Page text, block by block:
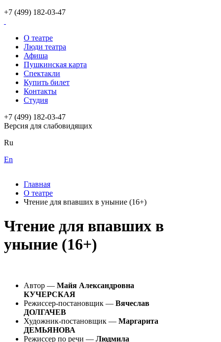
+7 (499) 182-03-47
О театре
Люди театра
Афиша
Пушкинская карта
Спектакли
Купить билет
Контакты
Студия
+7 (499) 182-03-47
Версия для слабовидящих
Ru
En
Главная
О театре
Чтение для впавших в уныние (16+)
Чтение для впавших в
уныние (16+)
Автор — Майя Александровна
КУЧЕРСКАЯ
Режиссер-постановщик — Вячеслав
ДОЛГАЧЕВ
Художник-постановщик — Маргарита
ДЕМЬЯНОВА
Режиссер по речи — Людмила